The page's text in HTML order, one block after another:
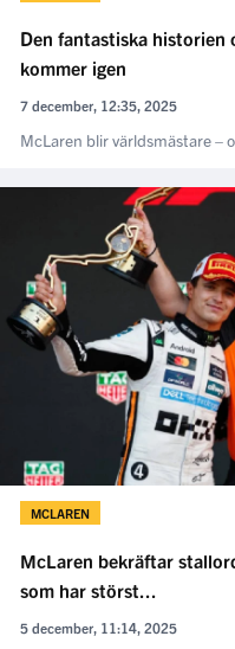
Den fantastiska historien
kommer igen
7 december, 12:35, 2025
McLaren blir världsmästare –
MCLAREN
McLaren bekräftar
som har störst...
5 december, 11:14, 2025